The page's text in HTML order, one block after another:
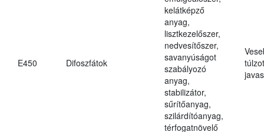
E450 Difoszfátok
kelátképző
anyag,
lisztkezelőszer,
nedvesítőszer,
savanyúságot
szabályozó
anyag,
stabilizátor,
sűrítőanyag,
szilárdítóanyag,
térfogatnövelő